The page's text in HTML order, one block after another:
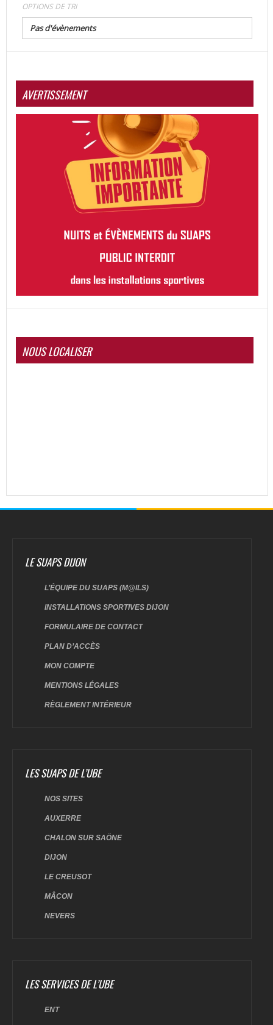
OPTIONS DE TRI
Pas d'évènements
AVERTISSEMENT
NOUS LOCALISER
LE SUAPS DIJON
L’ÉQUIPE DU SUAPS (M@ILS)
INSTALLATIONS SPORTIVES DIJON
FORMULAIRE DE CONTACT
PLAN D’ACCÈS
MON COMPTE
MENTIONS LÉGALES
RÈGLEMENT INTÉRIEUR
LES SUAPS DE L’UBE
NOS SITES
AUXERRE
CHALON SUR SAÖNE
DIJON
LE CREUSOT
MÂCON
NEVERS
LES SERVICES DE L’UBE
ENT